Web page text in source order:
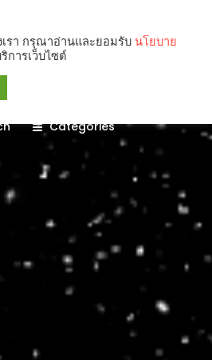
Categories
เรา กรุณาอ่านและยอมรับ นโยบาย
การเว็บไซต์